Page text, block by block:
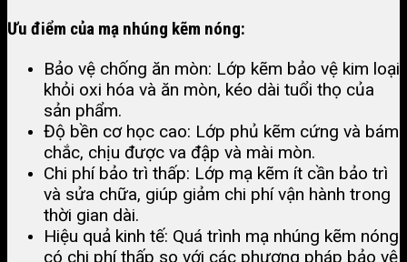
Ưu điểm của mạ nhúng kẽm nóng:
Bảo vệ chống ăn mòn: Lớp kẽm bảo vệ kim loại
khỏi oxi hóa và ăn mòn, kéo dài tuổi thọ của
sản phẩm.
Độ bền cơ học cao: Lớp phủ kẽm cứng và bám
chắc, chịu được va đập và mài mòn.
Chi phí bảo trì thấp: Lớp mạ kẽm ít cần bảo trì
và sửa chữa, giúp giảm chi phí vận hành trong
thời gian dài.
Hiệu quả kinh tế: Quá trình mạ nhúng kẽm nóng
có chi phí thấp so với các phương pháp bảo vệ